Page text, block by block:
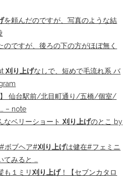
を頼んだのですが、写真のような結
のですが、後ろの下の方がほぼ無く
刈り上げなしで、短めで毛流れ系 バ
仙台駅前/北目町通り/五橋/個室/
– note
なベリーショート刈り上げのとこ by
ボブヘア#刈り上げは健在#フェミニ
みると …
も１ミリ刈り上げ！【セブンカタロ